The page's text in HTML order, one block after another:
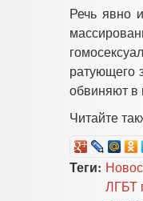
Речь явно
ратующего
обвиняют в
Читайте
Теги:
ЛГБТ